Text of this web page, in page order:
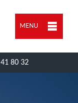
MENU
80 32